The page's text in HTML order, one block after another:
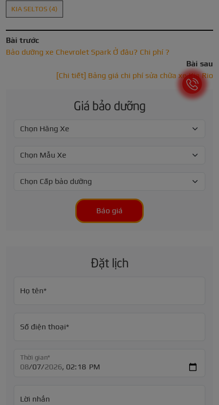
KIA SELTOS (4)
Bài trước
Bảo dưỡng xe Chevrolet Spark Ở đâu? Chi phí ?
Bài sau
[Chi tiết] Bảng giá chi phí sửa chữa xe Kia Rio
Giá bảo dưỡng
Báo giá
Đặt lịch
Họ tên*
Số điện thoại*
Thời gian*
Lời nhắn